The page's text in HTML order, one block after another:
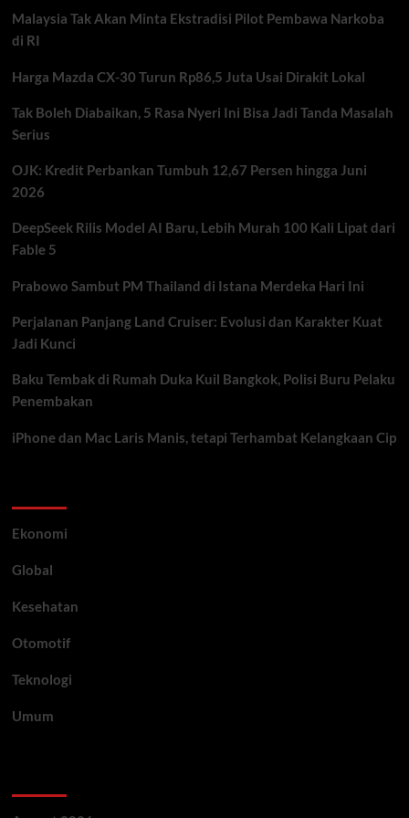
Skandal
Rp242
Malaysia Tak Akan Minta Ekstradisi Pilot Pembawa Narkoba
di RI
Harga Mazda CX-30 Turun Rp86,5 Juta Usai Dirakit Lokal
Tak Boleh Diabaikan, 5 Rasa Nyeri Ini Bisa Jadi Tanda Masalah
Serius
OJK: Kredit Perbankan Tumbuh 12,67 Persen hingga Juni
2026
DeepSeek Rilis Model AI Baru, Lebih Murah 100 Kali Lipat dari
Fable 5
Prabowo Sambut PM Thailand di Istana Merdeka Hari Ini
Perjalanan Panjang Land Cruiser: Evolusi dan Karakter Kuat
Jadi Kunci
Baku Tembak di Rumah Duka Kuil Bangkok, Polisi Buru Pelaku
Penembakan
iPhone dan Mac Laris Manis, tetapi Terhambat Kelangkaan Cip
Ekonomi
Global
Kesehatan
Otomotif
Teknologi
Umum